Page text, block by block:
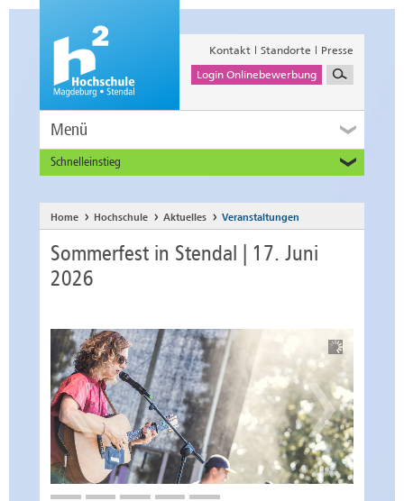
Kontakt Standorte
Presse
Login Onlinebewerbung
Menü
Schnelleinstieg
Alumni
Unternehmen und Institutionen
Studierende
Beschäftigte
Home Hochschule Aktuelles Veranstaltungen
Sommerfest in Stendal | 17. Juni
2026